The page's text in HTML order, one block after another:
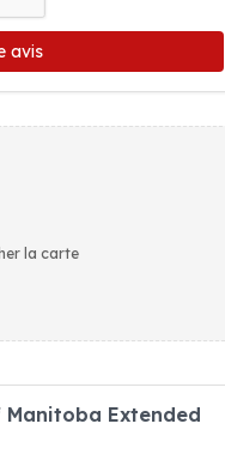
avis
la carte
Extended